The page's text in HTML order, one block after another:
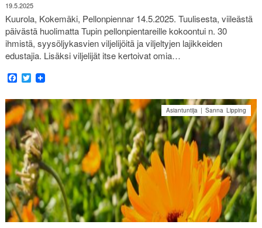
19.5.2025
Kuurola, Kokemäki, Pellonpiennar 14.5.2025. Tuulisesta, viileästä
päivästä huolimatta Tupin pellonpientareille kokoontui n. 30
ihmistä, syysöljykasvien viljelijöitä ja viljeltyjen lajikkeiden
edustajia. Lisäksi viljelijät itse kertoivat omia…
Facebook
Twitter
Asiantuntija | Sanna Lipping